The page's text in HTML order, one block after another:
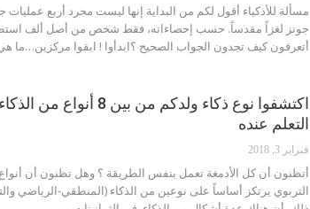
مسألة للأذكياء أقول لكم من البداية إنها ليست مجرد أربع عمليات
جونز لغزاً مقدساً. حسب إحصاءاته، فقط شخص من أصل ألف
أتعرفون كيف تجدون الجواب الصحيح ؟ابدأوا ! ابقوا مركزين…ما
اكتشفوا نوع ذكاء ولدكم من
التعلم عنده
فبراير 3, 2018
أتظنون أن كل الأدمغة تعمل بنفس الطريقة ؟ وهل تظنون أن أنواع
التربوي يرتكز أساساً على نوعين من الذكاء (المنطقي-الرياضي